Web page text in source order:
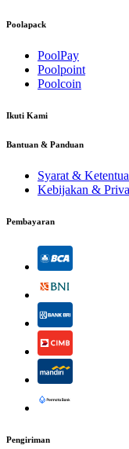
Poolapack
PoolPay
Poolpoint
Poolcoin
Ikuti Kami
Bantuan & Panduan
Syarat &
Kebijakan &
Pembayaran
Pengiriman